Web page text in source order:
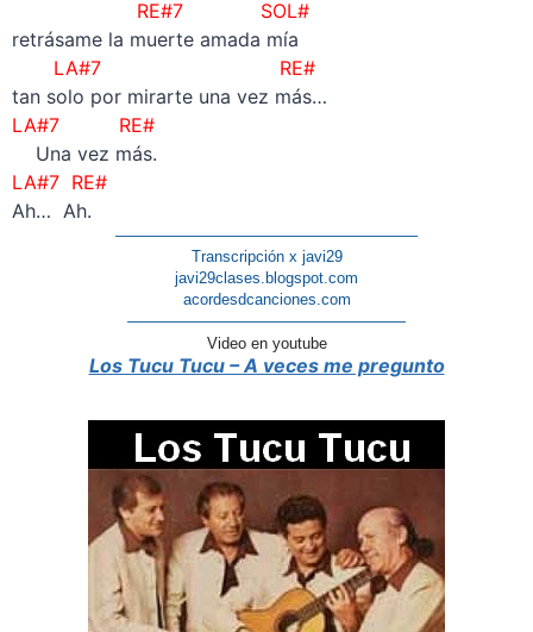
RE#7 SOL#
retrásame la muerte amada mía
LA#7 RE#
tan solo por mirarte una vez más…
LA#7 RE#
Una vez más.
LA#7 RE#
Ah… Ah.
———————————————————–
Transcripción x javi29
javi29clases.blogspot.com
acordesdcanciones.com
——————————————————
Video en youtube
Los Tucu Tucu – A veces me pregunto